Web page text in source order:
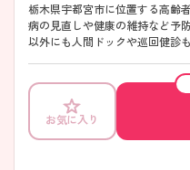
栃木県宇都宮市に位置する高齢
病の見直しや健康の維持など予
以外にも人間ドックや巡回健診
福利厚生が充実しています。ブ
りますので安心して仕事を始め
ポイントなど、さらに詳細をお
さい。お気に入り